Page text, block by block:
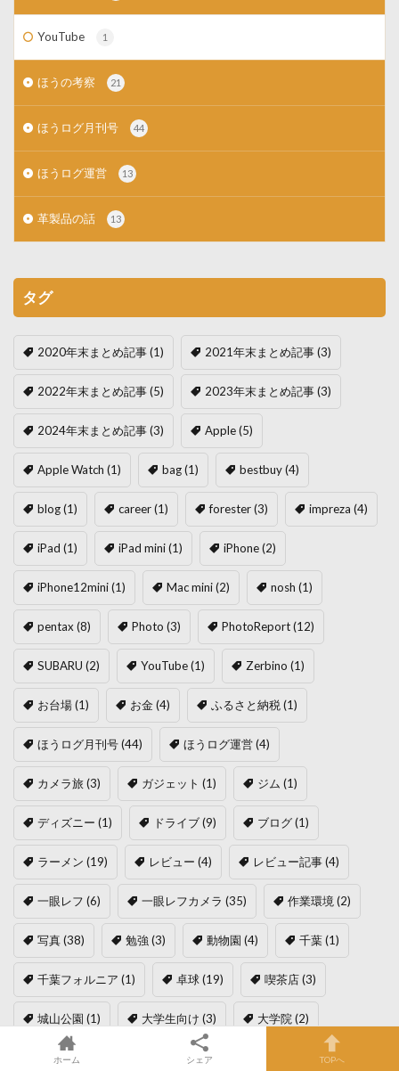
YouTube 1
ほうの考察 21
ほうログ月刊号 44
ほうログ運営 13
革製品の話 13
タグ
2020年末まとめ記事(1) 2021年末まとめ記事(3)
2022年末まとめ記事(5) 2023年末まとめ記事(3)
2024年末まとめ記事(3) Apple(5)
Apple Watch (1) bag(1) bestbuy(4)
blog(1) career(1) forester(3) impreza (4)
iPad (1) iPad mini(1) iPhone(2)
iPhone12mini(1) Mac mini(2) nosh (1)
pentax (8) Photo (3) PhotoReport(12)
SUBARU (2) YouTube(1) Zerbino (1)
お台場(1) お金(4) ふるさと納税 (1)
ほうログ月刊号(44) ほうログ運営(4)
カメラ旅(3) ガジェット (1) ジム (1)
ディズニー (1) ドライブ(9) ブログ(1)
ラーメン (19) レビュー (4) レビュー記事(4)
一眼レフ (6) 一眼レフカメラ (35) 作業環境 (2)
写真(38) 勉強 (3) 動物園 (4) 千葉(1)
千葉フォルニア (1) 卓球(19) 喫茶店(3)
城山公園 (1) 大学生向け (3) 大学院(2)
妙義山(1) 就活(1)
ホーム シェア TOPへ